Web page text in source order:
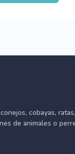
cobayas,
de animales o